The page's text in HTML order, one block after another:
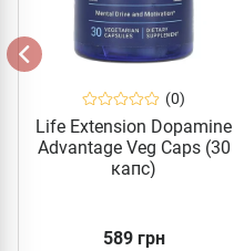
(0)
Life Extension Dopamine
Advantage Veg Caps (30
капс)
589 грн